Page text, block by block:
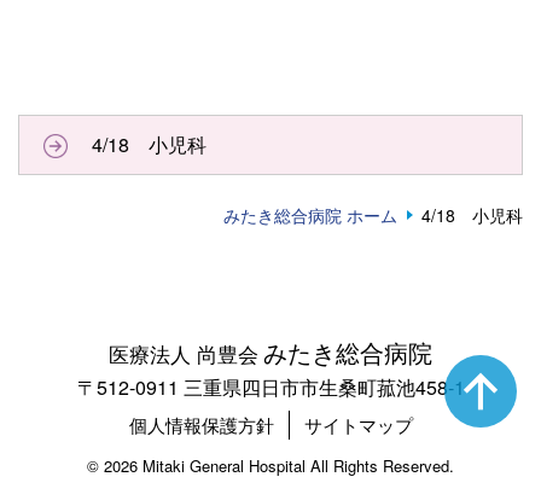
4/18 小児科
みたき総合病院 ホーム 4/18 小児科
医療法人 尚豊会 みたき総合病院
〒512-0911 三重県四日市市生桑町菰池458-1
個人情報保護方針 サイトマップ
© 2026 Mitaki General Hospital All Rights Reserved.